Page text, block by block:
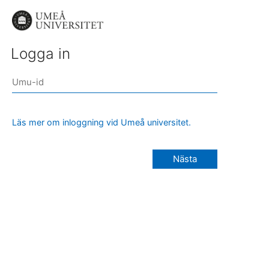
Logga in
Läs mer om inloggning vid Umeå universitet.
Nästa